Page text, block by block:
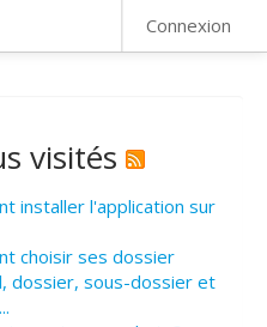
Connexion
visités
installer l'application sur
choisir ses dossier
dossier, sous-dossier et